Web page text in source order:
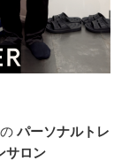
パーソナルトレ
サロン